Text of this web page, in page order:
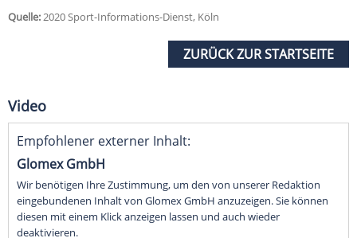
Quelle:2020 Sport-Informations-Dienst, Köln
ZURÜCK ZUR STARTSEITE
Video
Empfohlener externer Inhalt:
Glomex GmbH
Wir benötigen Ihre Zustimmung, um den von unserer Redaktion
eingebundenen Inhalt von Glomex GmbH anzuzeigen. Sie können
diesen mit einem Klick anzeigen lassen und auch wieder
deaktivieren.